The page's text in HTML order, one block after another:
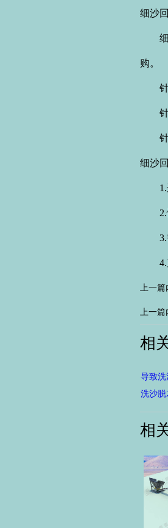
细沙
细沙
购。
针对
针对
针对
细沙
1.选
2.性
3.需
4.产
上一
上一篇
相
导致
洗沙脱
相